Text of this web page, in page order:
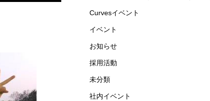
Curvesイベント
イベント
お知らせ
採用活動
未分類
社内イベント